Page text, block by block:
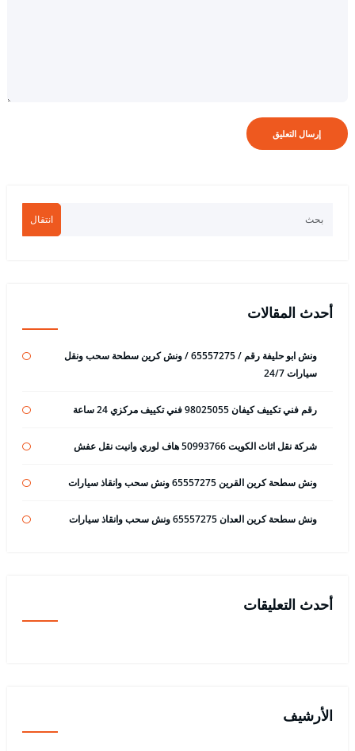
انتقال
أحدث المقالات
ونش ابو حليفة رقم / 65557275 / ونش كرين سطحة سحب ونقل
سيارات 24/7
رقم فني تكييف كيفان 98025055 فني تكييف مركزي 24 ساعة
شركة نقل اثاث الكويت 50993766 هاف لوري وانيت نقل عفش
ونش سطحة كرين القرين 65557275 ونش سحب وانقاذ سيارات
ونش سطحة كرين العدان 65557275 ونش سحب وانقاذ سيارات
أحدث التعليقات
الأرشيف